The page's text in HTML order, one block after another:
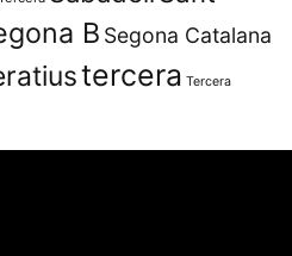
B Segona Catalana
tercera Tercera